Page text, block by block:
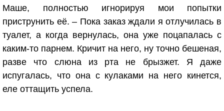
Маше, полностью игнорируя мои попытки
приструнить её. – Пока заказ ждали я отлучилась в
туалет, а когда вернулась, она уже поцапалась с
каким-то парнем. Кричит на него, ну точно бешеная,
разве что слюна из рта не брызжет. Я даже
испугалась, что она с кулаками на него кинется,
еле оттащить успела.